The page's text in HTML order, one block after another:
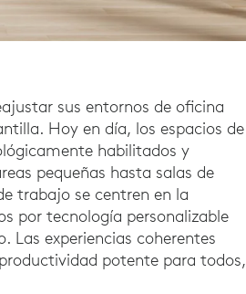
sus entornos de oficina
Hoy en día, los espacios de
habilitados y
pequeñas hasta salas de
trabajo se centren en la
por tecnología personalizable
Las experiencias coherentes
potente para todos,